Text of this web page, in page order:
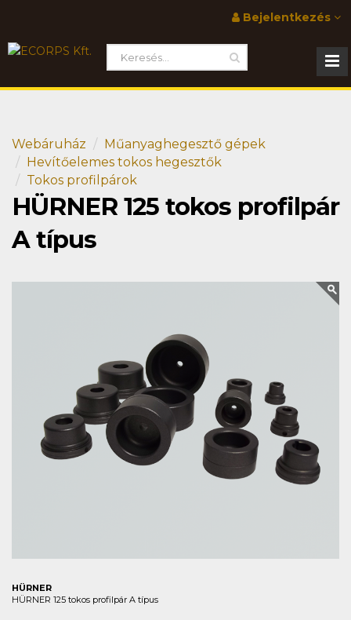
Bejelentkezés
Webáruház
Műanyaghegesztő gépek
Hevítőelemes tokos hegesztők
Tokos profilpárok
HÜRNER 125 tokos profilpár
A típus
HÜRNER
HÜRNER 125 tokos profilpár A típus